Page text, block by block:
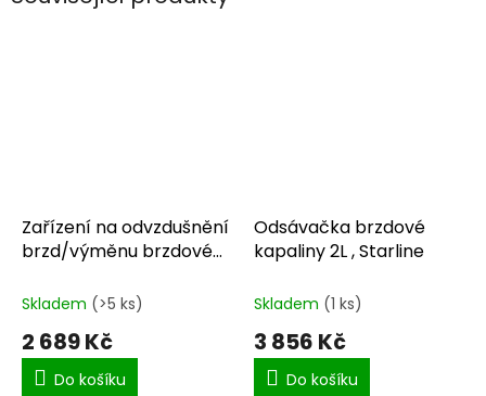
Zařízení na odvzdušnění
brzd/výměnu brzdové
Skladem (>5 ks)
2 689 Kč
Do košíku
Odsávačka brzdové
kapaliny 2L , Starline
Skladem (1 ks)
3 856 Kč
Do košíku